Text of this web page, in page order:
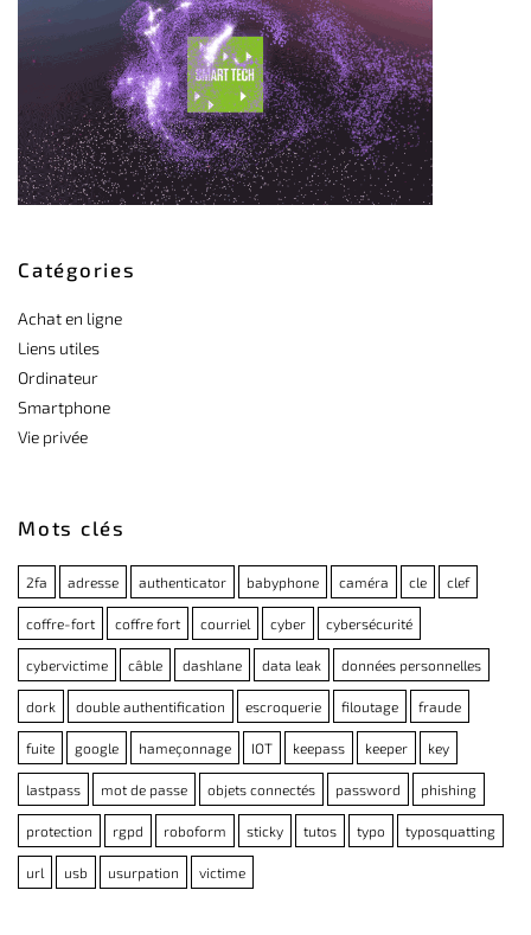
Catégories
Achat en ligne
Liens utiles
Ordinateur
Smartphone
Vie privée
Mots clés
2fa adresse authenticator babyphone caméra cle clef
coffre-fort coffre fort courriel cyber cybersécurité
cybervictime câble dashlane data leak données personnelles
dork double authentification escroquerie filoutage fraude
fuite google hameçonnage IOT keepass keeper key
lastpass mot de passe objets connectés password phishing
protection rgpd roboform sticky tutos typo typosquatting
url usb usurpation victime